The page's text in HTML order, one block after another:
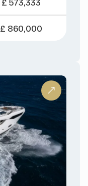
£ 860,000